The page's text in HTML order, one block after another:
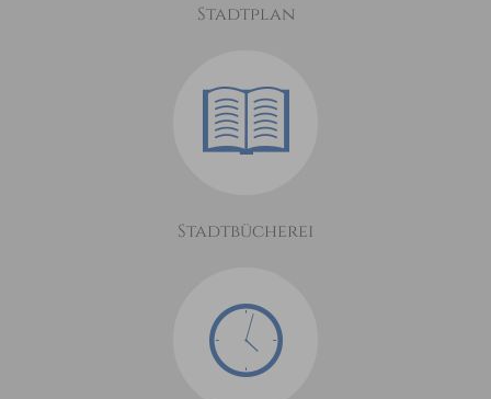
Stadtplan
Stadtbücherei